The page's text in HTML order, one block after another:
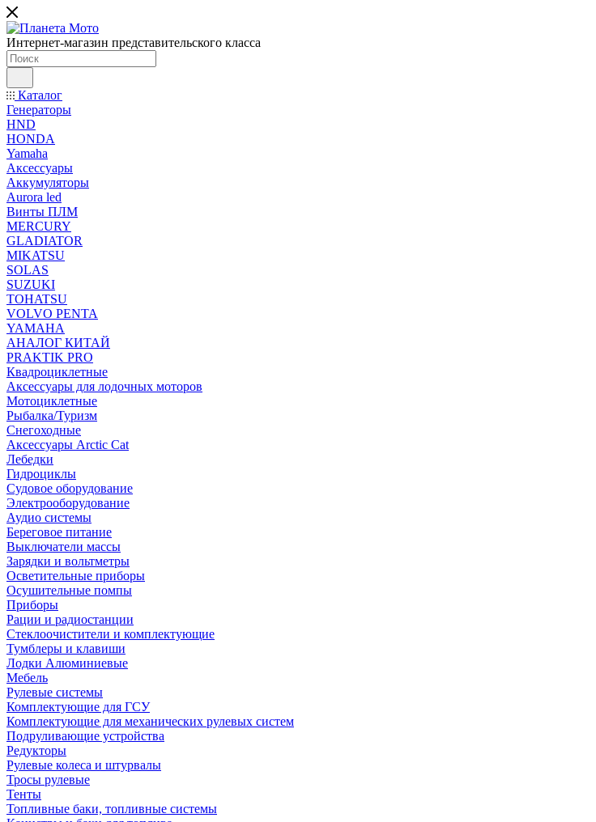
Интернет-магазин представительского класса
Каталог
Генераторы
HND
HONDA
Yamaha
Аксессуары
Аккумуляторы
Aurora led
Винты ПЛМ
MERCURY
GLADIATOR
MIKATSU
SOLAS
SUZUKI
TOHATSU
VOLVO PENTA
YAMAHA
АНАЛОГ КИТАЙ
PRAKTIK PRO
Квадроциклетные
Аксессуары для лодочных моторов
Мотоциклетные
Рыбалка/Туризм
Снегоходные
Аксессуары Arctic Cat
Лебедки
Гидроциклы
Судовое оборудование
Электрооборудование
Аудио системы
Береговое питание
Выключатели массы
Зарядки и вольтметры
Осветительные приборы
Осушительные помпы
Приборы
Рации и радиостанции
Стеклоочистители и комплектующие
Тумблеры и клавиши
Лодки Алюминиевые
Мебель
Рулевые системы
Комплектующие для ГСУ
Комплектующие для механических рулевых систем
Подруливающие устройства
Редукторы
Рулевые колеса и штурвалы
Тросы рулевые
Тенты
Топливные баки, топливные системы